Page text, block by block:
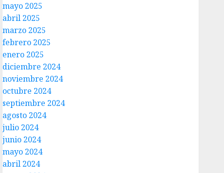
mayo 2025
abril 2025
marzo 2025
febrero 2025
enero 2025
diciembre 2024
noviembre 2024
octubre 2024
septiembre 2024
agosto 2024
julio 2024
junio 2024
mayo 2024
abril 2024